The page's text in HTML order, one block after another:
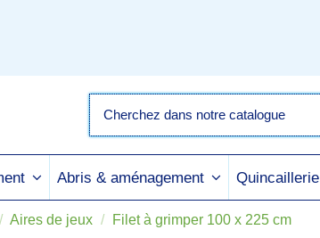
Abris & aménagement Quincaillerie
Aires de jeux Filet à grimper 100 x 225 cm